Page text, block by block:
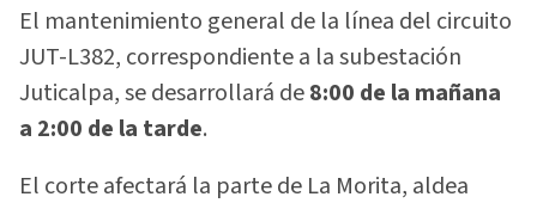
El mantenimiento general de la línea del circuito
JUT-L382, correspondiente a la subestación
Juticalpa, se desarrollará de8:00 de la mañana
a 2:00 de la tarde.
El corte afectará la parte de La Morita, aldea